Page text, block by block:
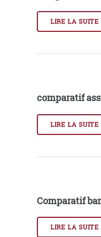
LIRE LA SUITE
comparatif
LIRE LA SUITE
Comparatif
LIRE LA SUITE